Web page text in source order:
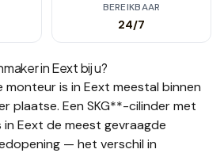
BEREIKBAAR
24/7
inEextbij u?
monteur is in Eext meestal binnen
plaatse. Een SKG**-cilinder met
Eext de meest gevraagde
— het verschil in